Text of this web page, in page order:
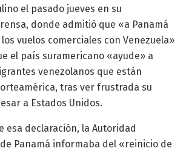
el pasado jueves en su
donde admitió que «a Panamá
vuelos comerciales con Venezuela»
el país suramericano «ayude» a
venezolanos que están
tras ver frustrada su
a Estados Unidos.
esa declaración, la Autoridad
Panamá informaba del «reinicio de